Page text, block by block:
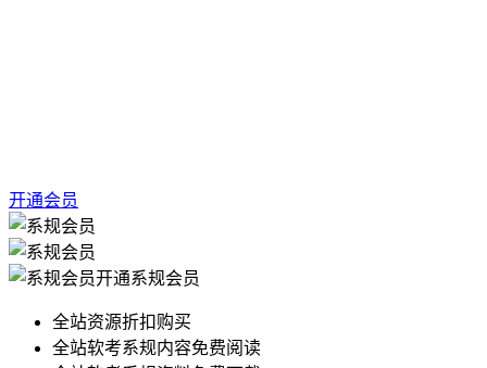
开通会员
开通系规会员
全站资源折扣购买
全站软考系规内容免费阅读